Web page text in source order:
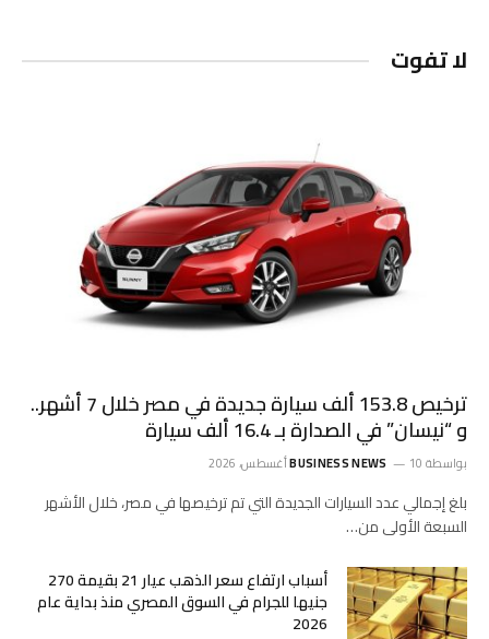
لا تفوت
ترخيص 153.8 ألف سيارة جديدة في مصر خلال 7 أشهر..
و “نيسان” في الصدارة بـ 16.4 ألف سيارة
بواسطة BUSINESS NEWS 10 أغسطس، 2026
بلغ إجمالي عدد السيارات الجديدة التي تم ترخيصها في مصر، خلال الأشهر
السبعة الأولى من…
أسباب ارتفاع سعر الذهب عيار 21 بقيمة 270
جنيها للجرام في السوق المصري منذ بداية عام
2026